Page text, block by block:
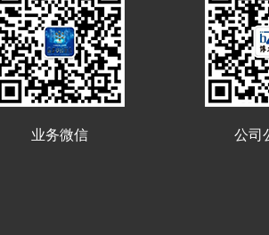
业务微信 公司